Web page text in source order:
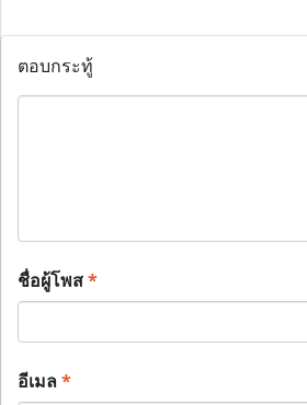
ตอบกระทู้
ชื่อผู้โพส*
อีเมล*